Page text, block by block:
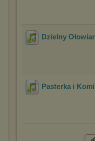
Dzielny
Pasterka i